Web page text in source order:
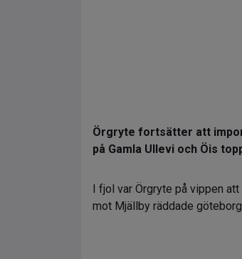
Örgryte fortsätter att
på Gamla Ullevi och Öis
I fjol var Örgryte på vippen
mot Mjällby räddade